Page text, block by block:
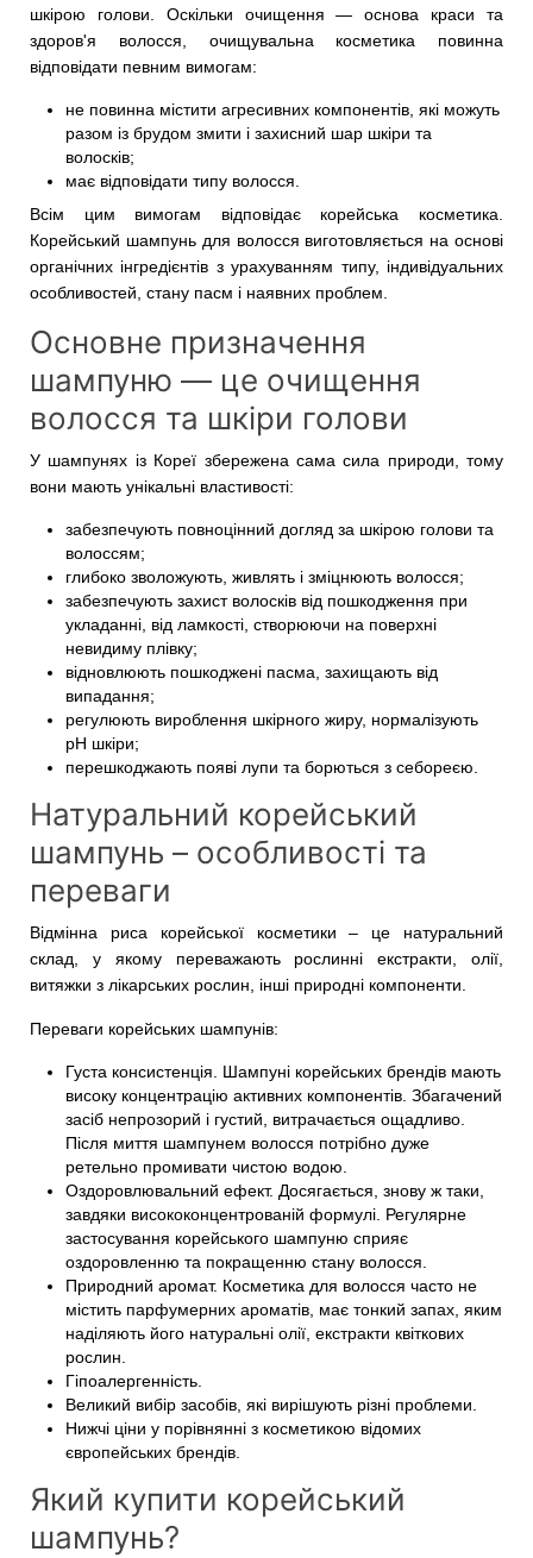
шкірою голови. Оскільки очищення — основа краси та
здоров'я волосся, очищувальна косметика повинна
відповідати певним вимогам:
не повинна містити агресивних компонентів, які можуть
разом із брудом змити і захисний шар шкіри та
волосків;
має відповідати типу волосся.
Всім цим вимогам відповідає корейська косметика.
Корейський шампунь для волосся виготовляється на основі
органічних інгредієнтів з урахуванням типу, індивідуальних
особливостей, стану пасм і наявних проблем.
Основне призначення
шампуню — це очищення
волосся та шкіри голови
У шампунях із Кореї збережена сама сила природи, тому
вони мають унікальні властивості:
забезпечують повноцінний догляд за шкірою голови та
волоссям;
глибоко зволожують, живлять і зміцнюють волосся;
забезпечують захист волосків від пошкодження при
укладанні, від ламкості, створюючи на поверхні
невидиму плівку;
відновлюють пошкоджені пасма, захищають від
випадання;
регулюють вироблення шкірного жиру, нормалізують
рН шкіри;
перешкоджають появі лупи та борються з себореєю.
Натуральний корейський
шампунь – особливості та
переваги
Відмінна риса корейської косметики – це натуральний
склад, у якому переважають рослинні екстракти, олії,
витяжки з лікарських рослин, інші природні компоненти.
Переваги корейських шампунів:
Густа консистенція. Шампуні корейських брендів мають
високу концентрацію активних компонентів. Збагачений
засіб непрозорий і густий, витрачається ощадливо.
Після миття шампунем волосся потрібно дуже
ретельно промивати чистою водою.
Оздоровлювальний ефект. Досягається, знову ж таки,
завдяки висококонцентрованій формулі. Регулярне
застосування корейського шампуню сприяє
оздоровленню та покращенню стану волосся.
Природний аромат. Косметика для волосся часто не
містить парфумерних ароматів, має тонкий запах, яким
наділяють його натуральні олії, екстракти квіткових
рослин.
Гіпоалергенність.
Великий вибір засобів, які вирішують різні проблеми.
Нижчі ціни у порівнянні з косметикою відомих
європейських брендів.
Який купити корейський
шампунь?